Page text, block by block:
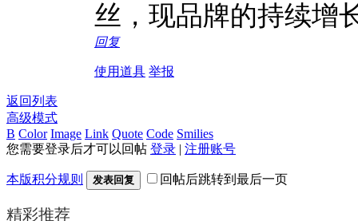
丝，现品牌的持续增
回复
使用道具 举报
返回列表
高级模式
B Color Image Link Quote Code Smilies
您需要登录后才可以回帖 登录 | 注册账号
本版积分规则 发表回复 回帖后跳转到最后一页
精彩推荐